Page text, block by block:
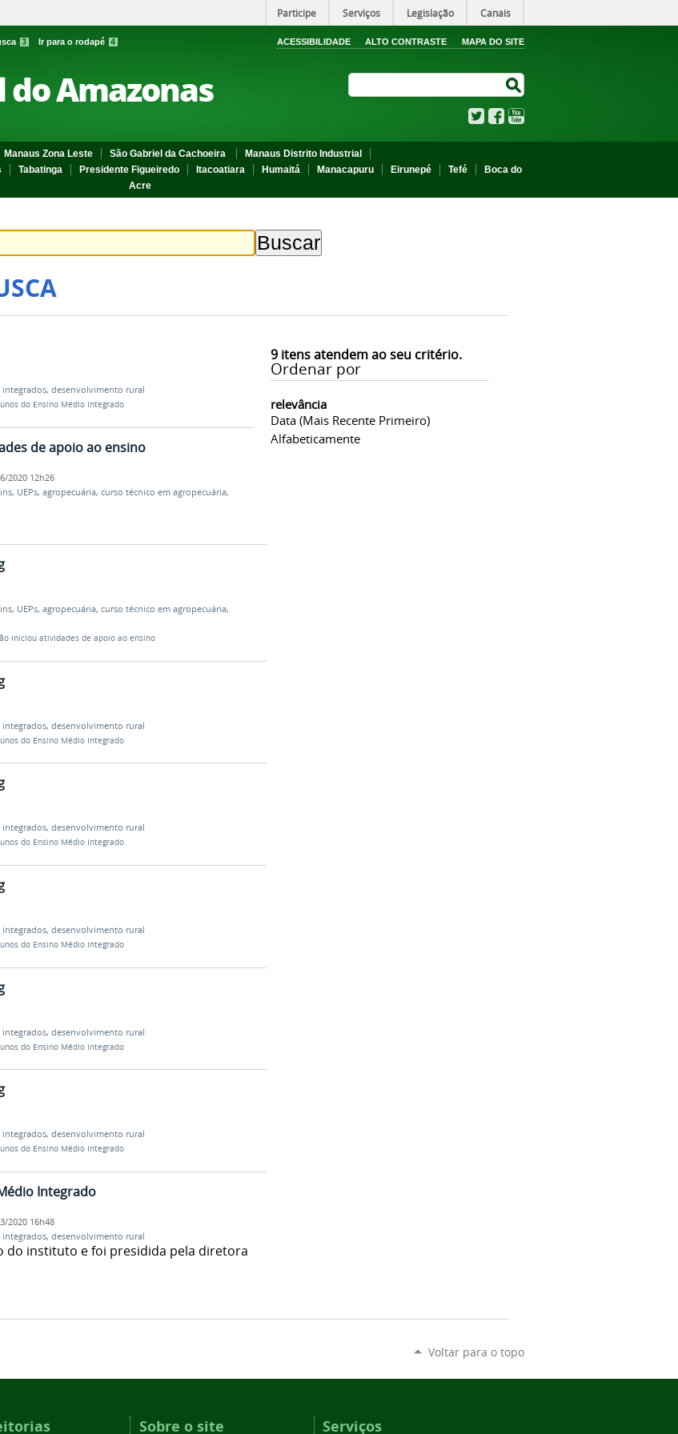
Participe Serviços Legislação Canais
3 Ir para o rodapé 4 ACESSIBILIDADE ALTO CONTRASTE MAPA DO SITE
Amazonas
TwitterFacebook
Manaus Zona Leste São Gabriel da Cachoeira
Manaus Distrito Industrial
Tabatinga Presidente Figueiredo Itacoatiara Humaitá Manacapuru Eirunepé Tefé
Boca do
Acre
9itens atendem ao seu critério.
Ordenar por
relevância
Data (mais Recente Primeiro)
Alfabeticamente
integrados, desenvolvimento rural
do Ensino Médio Integrado
de apoio ao ensino
2020 12h26
, UEPs, agropecuária, curso técnico em agropecuária,
, UEPs, agropecuária, curso técnico em agropecuária,
iniciou atividades de apoio ao ensino
integrados, desenvolvimento rural
do Ensino Médio Integrado
integrados, desenvolvimento rural
do Ensino Médio Integrado
integrados, desenvolvimento rural
do Ensino Médio Integrado
integrados, desenvolvimento rural
do Ensino Médio Integrado
integrados, desenvolvimento rural
do Ensino Médio Integrado
Integrado
2020 16h48
integrados, desenvolvimento rural
do instituto e foi presidida pela diretora
Voltar para o topo
Sobre o site Serviços